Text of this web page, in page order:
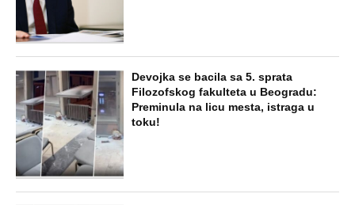
Devojka se bacila sa 5. sprata
Filozofskog fakulteta u Beogradu:
Preminula na licu mesta, istraga u
toku!